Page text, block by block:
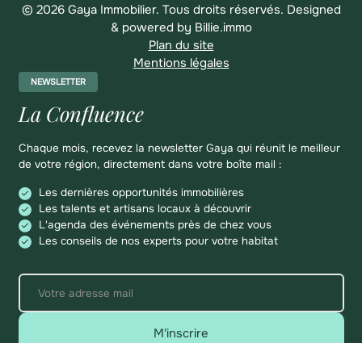
NEWSLETTER
La Confluence
Chaque mois, recevez la newsletter Gaya qui réunit le meilleur
de votre région, directement dans votre boîte mail :
Les dernières opportunités immobilières
Les talents et artisans locaux à découvrir
L'agenda des événements près de chez vous
Les conseils de nos experts pour votre habitat
M'inscrire
© 2026 Gaya Immobilier. Tous droits réservés. Designed
& powered by Billie.immo
Plan du site
Mentions légales